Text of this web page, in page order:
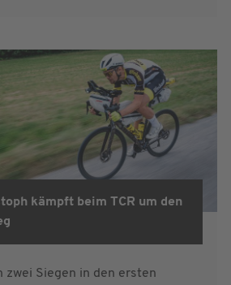
kämpft beim TCR um den
zwei Siegen in den ersten